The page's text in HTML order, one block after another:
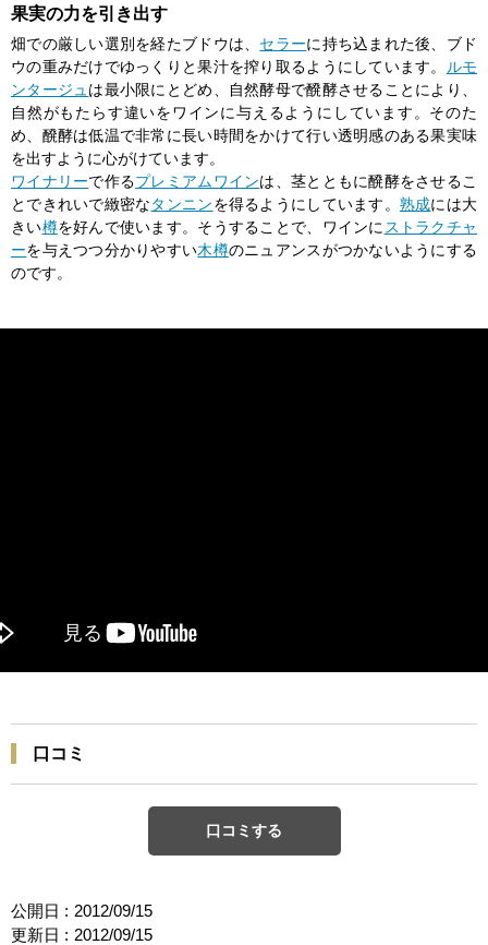
果実の力を引き出す
畑での厳しい選別を経たブドウは、 セラーに持ち込まれた後、ブド
ウの重みだけでゆっくりと果汁を搾り取るようにしています。
ルモ
ンタージュ は最小限にとどめ、自然酵母で醗酵させることにより、
自然がもたらす違いをワインに与えるようにしています。そのた
め、醗酵は低温で非常に長い時間をかけて行い透明感のある果実味
を出すように心がけています。
ワイナリーで作るプレミアムワインは、茎とともに醗酵をさせるこ
とできれいで緻密なタンニンを得るようにしています。 熟成には大
きい樽を好んで使います。そうすることで、ワインに ストラクチャ
ーを与えつつ分かりやすい木樽のニュアンスがつかないようにする
のです。
口コミ
口コミする
公開日 : 2012/09/15
更新日 : 2012/09/15